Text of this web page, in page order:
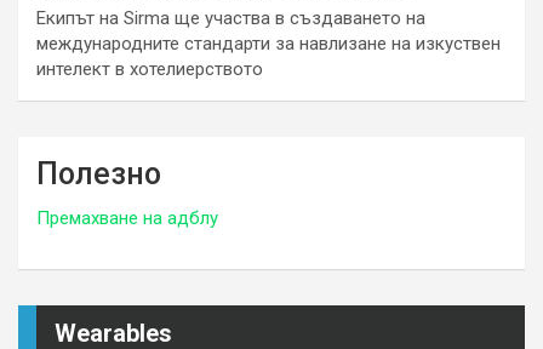
Екипът на Sirma ще участва в създаването на
международните стандарти за навлизане на изкуствен
интелект в хотелиерството
Полезно
Премахване на адблу
Wearables